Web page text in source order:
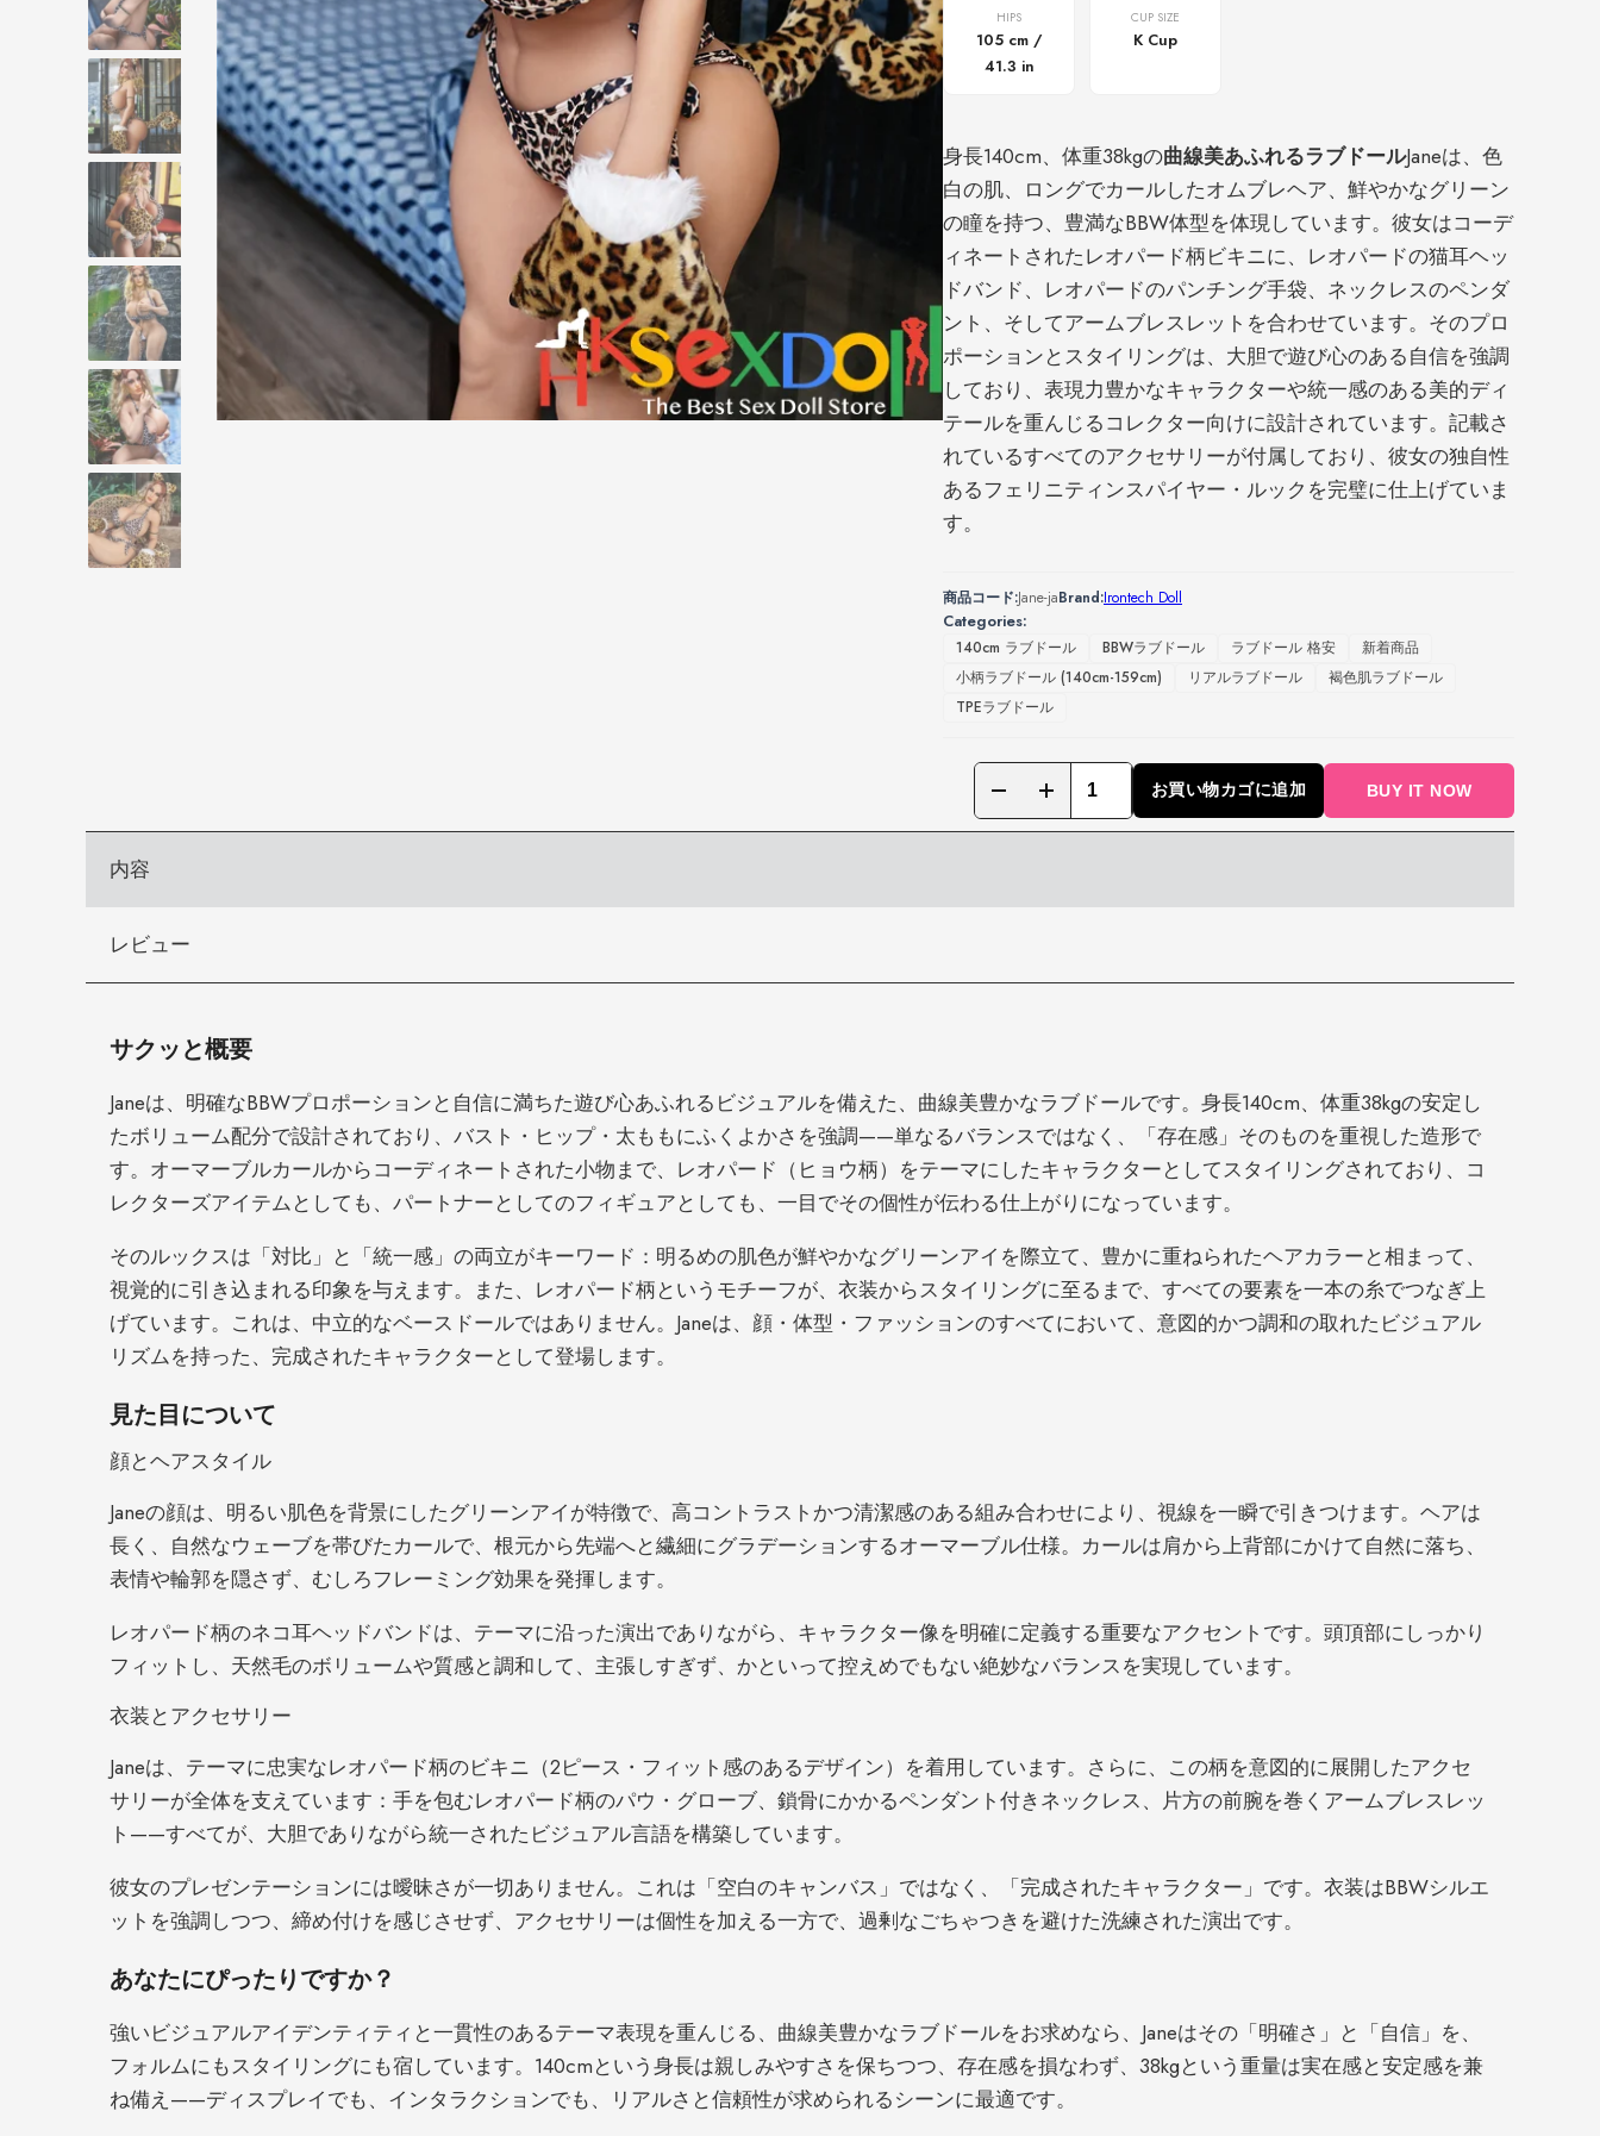
HIPS
105 cm /
41.3 in
CUP SIZE
K Cup
身長140cm、体重38kgの曲線美あふれるラブドールJaneは、色
白の肌、ロングでカールしたオムブレヘア、鮮やかなグリーン
の瞳を持つ、豊満なBBW体型を体現しています。彼女はコーデ
ィネートされたレオパード柄ビキニに、レオパードの猫耳ヘッ
ドバンド、レオパードのパンチング手袋、ネックレスのペンダ
ント、そしてアームブレスレットを合わせています。そのプロ
ポーションとスタイリングは、大胆で遊び心のある自信を強調
しており、表現力豊かなキャラクターや統一感のある美的ディ
テールを重んじるコレクター向けに設計されています。記載さ
れているすべてのアクセサリーが付属しており、彼女の独自性
あるフェリニティンスパイヤー・ルックを完璧に仕上げていま
す。
商品コード:Jane-jaBrand:Irontech Doll
Categories:
140cm ラブドール BBWラブドール ラブドール 格安
新着商品
小柄ラブドール (140cm-159cm)
リアルラブドール
褐色肌ラブドール
TPEラブドール
長
フ
ン
チ）、
K
カ
プ
の
大
ト
を
BBW
体
TPE
製
ー
ヴ
ィ
ラ
ブ
ド
お買い物カゴに追加 BUY IT NOW
内容
レビュー
サクッと概要
Janeは、明確なBBWプロポーションと自信に満ちた遊び心あふれるビジュアルを備えた、曲線美豊かなラブドールです。身長140cm、体重38kgの安定し
たボリューム配分で設計されており、バスト・ヒップ・太ももにふくよかさを強調——単なるバランスではなく、「存在感」そのものを重視した造形で
す。オーマーブルカールからコーディネートされた小物まで、レオパード（ヒョウ柄）をテーマにしたキャラクターとしてスタイリングされており、コ
レクターズアイテムとしても、パートナーとしてのフィギュアとしても、一目でその個性が伝わる仕上がりになっています。
そのルックスは「対比」と「統一感」の両立がキーワード：明るめの肌色が鮮やかなグリーンアイを際立て、豊かに重ねられたヘアカラーと相まって、
視覚的に引き込まれる印象を与えます。また、レオパード柄というモチーフが、衣装からスタイリングに至るまで、すべての要素を一本の糸でつなぎ上
げています。これは、中立的なベースドールではありません。Janeは、顔・体型・ファッションのすべてにおいて、意図的かつ調和の取れたビジュアル
リズムを持った、完成されたキャラクターとして登場します。
見た目について
顔とヘアスタイル
Janeの顔は、明るい肌色を背景にしたグリーンアイが特徴で、高コントラストかつ清潔感のある組み合わせにより、視線を一瞬で引きつけます。ヘアは
長く、自然なウェーブを帯びたカールで、根元から先端へと繊細にグラデーションするオーマーブル仕様。カールは肩から上背部にかけて自然に落ち、
表情や輪郭を隠さず、むしろフレーミング効果を発揮します。
レオパード柄のネコ耳ヘッドバンドは、テーマに沿った演出でありながら、キャラクター像を明確に定義する重要なアクセントです。頭頂部にしっかり
フィットし、天然毛のボリュームや質感と調和して、主張しすぎず、かといって控えめでもない絶妙なバランスを実現しています。
衣装とアクセサリー
Janeは、テーマに忠実なレオパード柄のビキニ（2ピース・フィット感のあるデザイン）を着用しています。さらに、この柄を意図的に展開したアクセ
サリーが全体を支えています：手を包むレオパード柄のパウ・グローブ、鎖骨にかかるペンダント付きネックレス、片方の前腕を巻くアームブレスレッ
ト——すべてが、大胆でありながら統一されたビジュアル言語を構築しています。
彼女のプレゼンテーションには曖昧さが一切ありません。これは「空白のキャンバス」ではなく、「完成されたキャラクター」です。衣装はBBWシルエ
ットを強調しつつ、締め付けを感じさせず、アクセサリーは個性を加える一方で、過剰なごちゃつきを避けた洗練された演出です。
あなたにぴったりですか？
強いビジュアルアイデンティティと一貫性のあるテーマ表現を重んじる、曲線美豊かなラブドールをお求めなら、Janeはその「明確さ」と「自信」を、
フォルムにもスタイリングにも宿しています。140cmという身長は親しみやすさを保ちつつ、存在感を損なわず、38kgという重量は実在感と安定感を兼
ね備え——ディスプレイでも、インタラクションでも、リアルさと信頼性が求められるシーンに最適です。